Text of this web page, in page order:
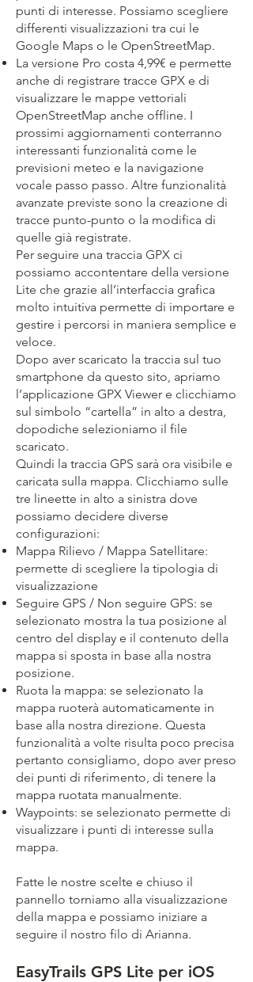
punti di interesse. Possiamo scegliere
differenti visualizzazioni tra cui le
Google Maps o le OpenStreetMap.
La versione Pro costa 4,99€ e permette
anche di registrare tracce GPX e di
visualizzare le mappe vettoriali
OpenStreetMap anche offline. I
prossimi aggiornamenti conterranno
interessanti funzionalità come le
previsioni meteo e la navigazione
vocale passo passo. Altre funzionalità
avanzate previste sono la creazione di
tracce punto-punto o la modifica di
quelle già registrate.
Per seguire una traccia GPX ci
possiamo accontentare della versione
Lite che grazie all’interfaccia grafica
molto intuitiva permette di importare e
gestire i percorsi in maniera semplice e
veloce.
Dopo aver scaricato la traccia sul tuo
smartphone da questo sito, apriamo
l’applicazione GPX Viewer e clicchiamo
sul simbolo “cartella” in alto a destra,
dopodiche selezioniamo il file
scaricato.
Quindi la traccia GPS sarà ora visibile e
caricata sulla mappa. Clicchiamo sulle
tre lineette in alto a sinistra dove
possiamo decidere diverse
configurazioni:
Mappa Rilievo / Mappa Satellitare:
permette di scegliere la tipologia di
visualizzazione
Seguire GPS / Non seguire GPS: se
selezionato mostra la tua posizione al
centro del display e il contenuto della
mappa si sposta in base alla nostra
posizione.
Ruota la mappa: se selezionato la
mappa ruoterà automaticamente in
base alla nostra direzione. Questa
funzionalità a volte risulta poco precisa
pertanto consigliamo, dopo aver preso
dei punti di riferimento, di tenere la
mappa ruotata manualmente.
Waypoints: se selezionato permette di
visualizzare i punti di interesse sulla
mappa.
Fatte le nostre scelte e chiuso il
pannello torniamo alla visualizzazione
della mappa e possiamo iniziare a
seguire il nostro filo di Arianna.
EasyTrails GPS Lite per iOS